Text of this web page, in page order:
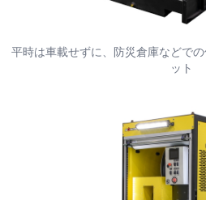
平時は車載せずに、防災倉庫などで
ット